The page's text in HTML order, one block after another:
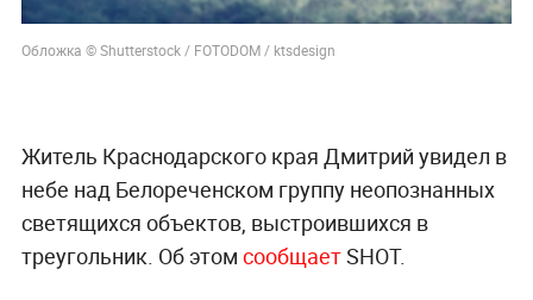
Обложка © Shutterstock / FOTODOM / ktsdesign
Житель Краснодарского края Дмитрий увидел в
небе над Белореченском группу неопознанных
светящихся объектов, выстроившихся в
треугольник. Об этом сообщаетSHOT.